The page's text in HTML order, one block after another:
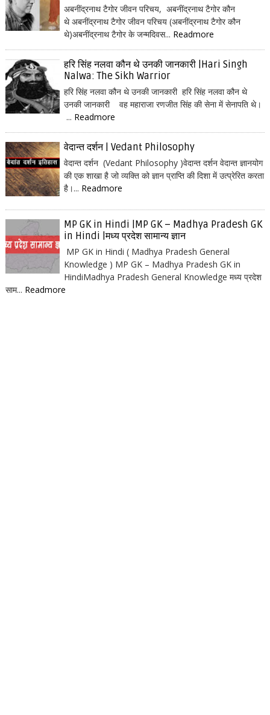
अबनींद्रनाथ टैगोर जीवन परिचय, अबनींद्रनाथ टैगोर कौन
थे अबनींद्रनाथ टैगोर जीवन परिचय (अबनींद्रनाथ टैगोर कौन
थे)अबनींद्रनाथ टैगोर के जन्मदिवस... Readmore
हरि सिंह नलवा कौन थे उनकी जानकारी |Hari Singh
Nalwa: The Sikh Warrior
हरि सिंह नलवा कौन थे उनकी जानकारी हरि सिंह नलवा कौन थे
उनकी जानकारी वह महाराजा रणजीत सिंह की सेना में सेनापति थे।
... Readmore
वेदान्त दर्शन | Vedant Philosophy
वेदान्त दर्शन (Vedant Philosophy )वेदान्त दर्शन वेदान्त ज्ञानयोग
की एक शाखा है जो व्यक्ति को ज्ञान प्राप्ति की दिशा में उत्प्रेरित करता
है।... Readmore
MP GK in Hindi |MP GK – Madhya Pradesh GK
in Hindi |मध्य प्रदेश सामान्य ज्ञान
MP GK in Hindi ( Madhya Pradesh General
Knowledge ) MP GK – Madhya Pradesh GK in
HindiMadhya Pradesh General Knowledge मध्य प्रदेश
साम... Readmore